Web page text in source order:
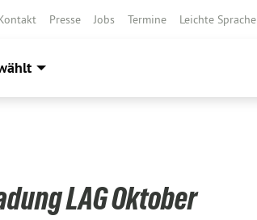
Presse Jobs Termine Leichte Sprache
LAG Oktober